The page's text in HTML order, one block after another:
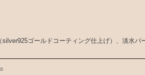
ゴールドコーティング仕上げ）、淡水パ
○